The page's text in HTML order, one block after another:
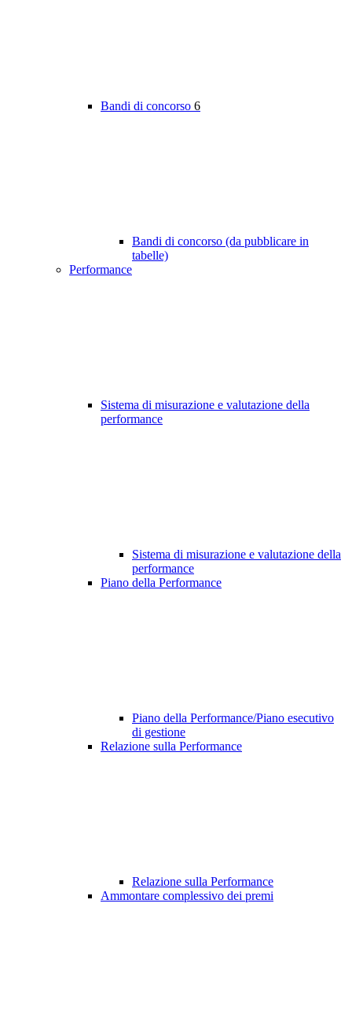
Bandi di concorso 6
Bandi di concorso (da pubblicare in
tabelle)
Performance
Sistema di misurazione e valutazione della
performance
Sistema di misurazione e valutazione della
performance
Piano della Performance
Piano della Performance/Piano esecutivo
di gestione
Relazione sulla Performance
Relazione sulla Performance
Ammontare complessivo dei premi